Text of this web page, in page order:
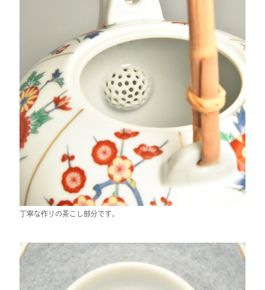
丁寧な作りの茶こし部分です。